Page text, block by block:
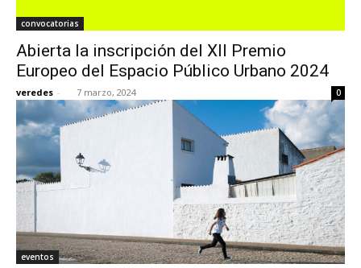
convocatorias
Abierta la inscripción del XII Premio
Europeo del Espacio Público Urbano 2024
veredes - 7 marzo, 2024 0
eventos